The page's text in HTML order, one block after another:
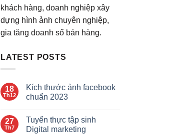
khách hàng, doanh nghiệp xây
dựng hình ảnh chuyên nghiệp,
gia tăng doanh số bán hàng.
LATEST POSTS
18
Th12
Kích thước ảnh facebook
chuẩn 2023
27
Th7
Tuyển thực tập sinh
Digital marketing